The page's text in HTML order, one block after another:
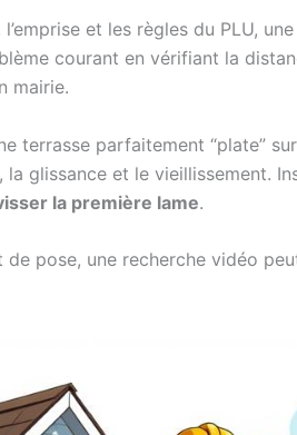
et les règles du PLU,
courant en vérifiant la
mairie.
terrasse parfaitement “plate”
glissance et le vieillissement.
la première lame.
pose, une recherche vidéo